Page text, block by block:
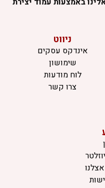
ניווט
אינדקס עסקים
שימושון
לוח מודעות
צרו קשר